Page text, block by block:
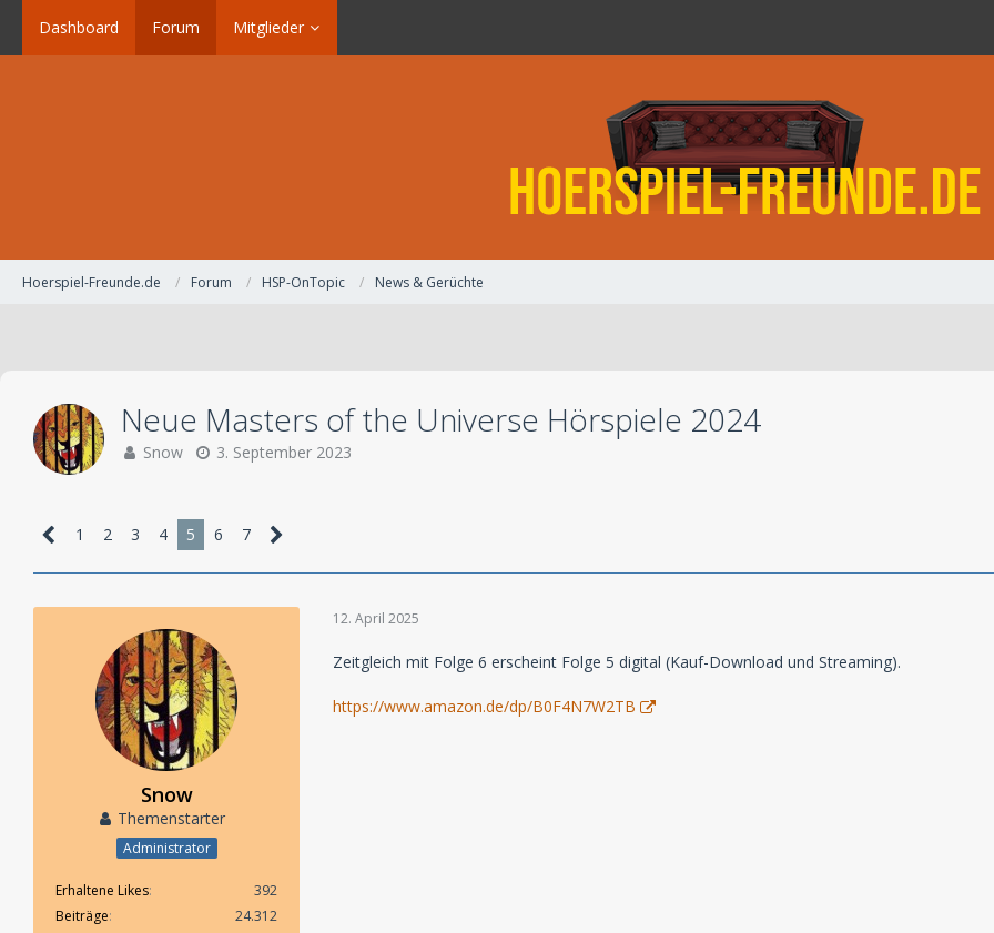
Dashboard Forum Mitglieder
Hoerspiel-Freunde.de Forum HSP-OnTopic News & Gerüchte
Neue Masters of the Universe Hörspiele 2024
Snow 3. September 2023
1 2 3 4 5 6 7
Snow
Themenstarter
Administrator
Erhaltene Likes
392
Beiträge
24.312
12. April 2025
Zeitgleich mit Folge 6 erscheint Folge 5 digital (Kauf-Download und Streaming).
https://www.amazon.de/dp/B0F4N7W2TB